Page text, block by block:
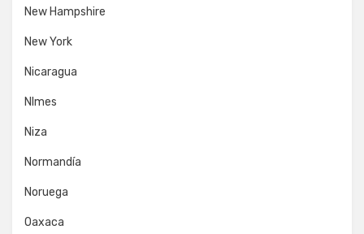
New Hampshire
New York
Nicaragua
NImes
Niza
Normandía
Noruega
Oaxaca